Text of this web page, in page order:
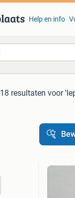
Help en info
18 resultaten voor